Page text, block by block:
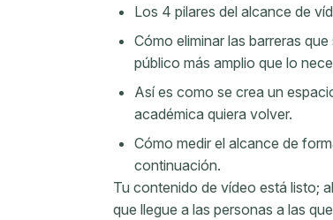
Los 4 pilares del alcance de
Cómo eliminar las barreras
público más amplio que lo
Así es como se crea un
académica quiera volver.
Cómo medir el alcance de
continuación.
Tu contenido de vídeo está listo;
que llegue a las personas a las